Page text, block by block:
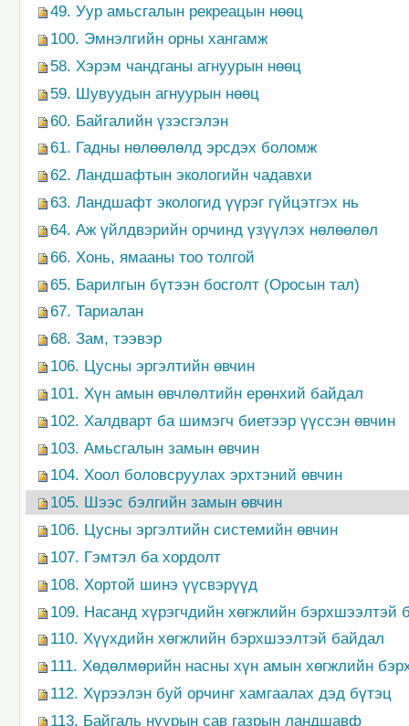
49. Уур амьсгалын рекреацын нөөц
100. Эмнэлгийн орны хангамж
58. Хэрэм чандганы агнуурын нөөц
59. Шувуудын агнуурын нөөц
60. Байгалийн үзэсгэлэн
61. Гадны нөлөөлөлд эрсдэх боломж
62. Ландшафтын экологийн чадавхи
63. Ландшафт экологид үүрэг гүйцэтгэх нь
64. Аж үйлдвэрийн орчинд үзүүлэх нөлөөлөл
66. Хонь, ямааны тоо толгой
65. Барилгын бүтээн босголт (Оросын тал)
67. Тариалан
68. Зам, тээвэр
106. Цусны эргэлтийн өвчин
101. Хүн амын өвчлөлтийн ерөнхий байдал
102. Халдварт ба шимэгч биетээр үүссэн өвчин
103. Амьсгалын замын өвчин
104. Хоол боловсруулах эрхтэний өвчин
105. Шээс бэлгийн замын өвчин
106. Цусны эргэлтийн системийн өвчин
107. Гэмтэл ба хордолт
108. Хортой шинэ үүсвэрүүд
109. Насанд хүрэгчдийн хөгжлийн бэрхшээлтэй
110. Хүүхдийн хөгжлийн бэрхшээлтэй байдал
111. Хөдөлмөрийн насны хүн амын хөгжлийн
112. Хүрээлэн буй орчинг хамгаалах дэд бүтэц
113. Байгаль нуурын сав газрын ландшавф